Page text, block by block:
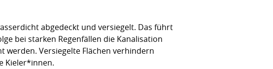
abgedeckt und versiegelt. Das führt
bei starken Regenfällen die Kanalisation
Versiegelte Flächen verhindern
Kieler*innen.